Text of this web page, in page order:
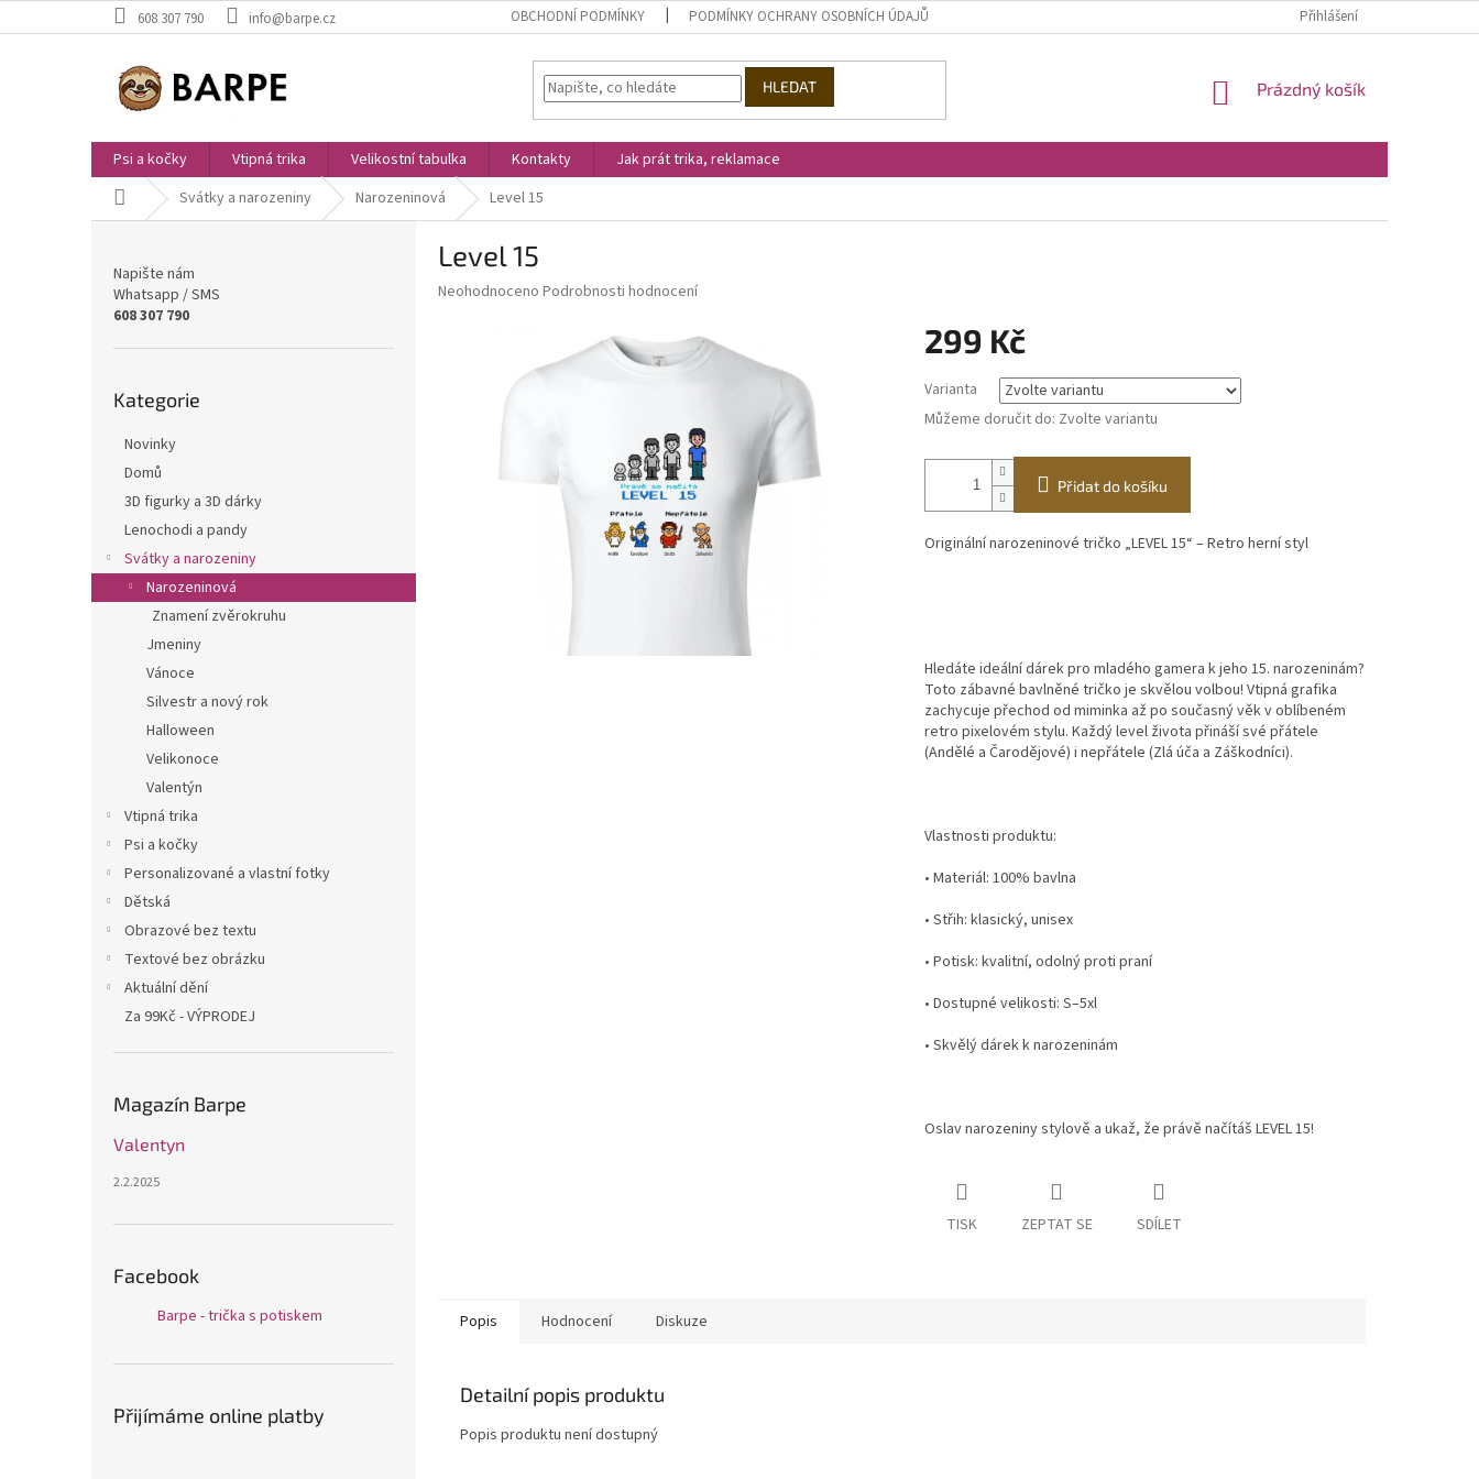
na
608 307 790 info@barpe.cz OBCHODNÍ PODMÍNKY PODMÍNKY OCHRANY OSOBNÍCH ÚDAJŮ Přihlášení
HLEDAT
NÁKUPNÍ
Prázdný košík
Psi a kočky Vtipná trika Velikostní tabulka Kontakty
Jak prát trika, reklamace
Domů Svátky a narozeniny Narozeninová Level 15
Napište nám
Whatsapp / SMS
608 307 790
kategorie
Kategorie
Novinky
Domů
3D figurky a 3D dárky
Lenochodi a pandy
Svátky a narozeniny
Narozeninová
Znamení zvěrokruhu
Jmeniny
Vánoce
Silvestr a nový rok
Halloween
Velikonoce
Valentýn
Vtipná trika
Psi a kočky
Personalizované a vlastní fotky
Dětská
Obrazové bez textu
Textové bez obrázku
Aktuální dění
Za 99Kč - VÝPRODEJ
Magazín Barpe
Valentyn
2.2.2025
Facebook
Barpe - trička s potiskem
Přijímáme online platby
Level 15
Průměrné
Neohodnoceno Podrobnosti hodnocení
299 Kč
cena:
Varianta
Můžeme doručit do: Zvolte variantu
Přidat do košíku
Originální narozeninové tričko „LEVEL 15“ – Retro herní styl
Hledáte ideální dárek pro mladého gamera k jeho 15. narozeninám?
Toto zábavné bavlněné tričko je skvělou volbou! Vtipná grafika
zachycuje přechod od miminka až po současný věk v oblíbeném
retro pixelovém stylu. Každý level života přináší své přátele
(Andělé a Čarodějové) i nepřátele (Zlá úča a Záškodníci).
Vlastnosti produktu:
• Materiál: 100% bavlna
• Střih: klasický, unisex
• Potisk: kvalitní, odolný proti praní
• Dostupné velikosti: S–5xl
• Skvělý dárek k narozeninám
Oslav narozeniny stylově a ukaž, že právě načítáš LEVEL 15!
TISK ZEPTAT SE SDÍLET
Popis Hodnocení Diskuze
Detailní popis produktu
Popis produktu není dostupný